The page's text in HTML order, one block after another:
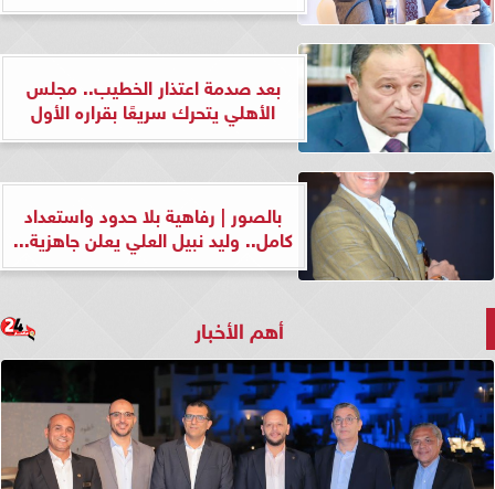
بعد صدمة اعتذار الخطيب.. مجلس
الأهلي يتحرك سريعًا بقراره الأول
بالصور | رفاهية بلا حدود واستعداد
كامل.. وليد نبيل العلي يعلن جاهزية...
أهم الأخبار